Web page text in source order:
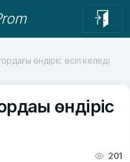
өндіріс өсіп келеді
өндіріс
201